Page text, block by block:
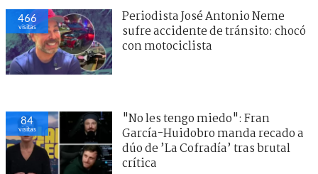
466
visitas
Periodista José Antonio Neme
sufre accidente de tránsito: chocó
con motociclista
84
visitas
"No les tengo miedo": Fran
García-Huidobro manda recado a
dúo de ’La Cofradía’ tras brutal
crítica